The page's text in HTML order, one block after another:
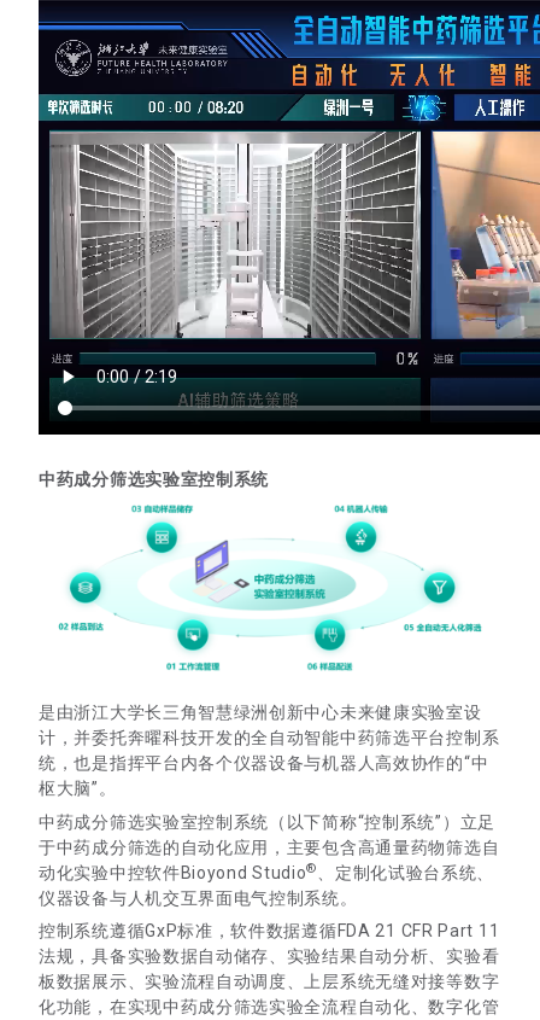
中药成分筛选实验室控制系统
是由浙江大学长三角智慧绿洲创新中心未来健康实验室设
计，并委托奔曜科技开发的全自动智能中药筛选平台控制系
统，也是指挥平台内各个仪器设备与机器人高效协作的“中
枢大脑”。
中药成分筛选实验室控制系统（以下简称“控制系统”）立足
于中药成分筛选的自动化应用，主要包含高通量药物筛选自
动化实验中控软件Bioyond Studio®
、定制化试验台系统、
仪器设备与人机交互界面电气控制系统。
控制系统遵循GxP标准，软件数据遵循FDA 21 CFR Part 11
法规，具备实验数据自动储存、实验结果自动分析、实验看
板数据展示、实验流程自动调度、上层系统无缝对接等数字
化功能，在实现中药成分筛选实验全流程自动化、数字化管